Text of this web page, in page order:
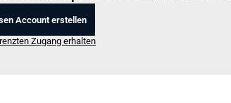
Account erstellen
Zugang erhalten